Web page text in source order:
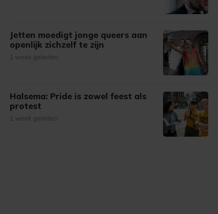
Jetten moedigt jonge queers aan
openlijk zichzelf te zijn
1 week geleden
Halsema: Pride is zowel feest als
protest
1 week geleden